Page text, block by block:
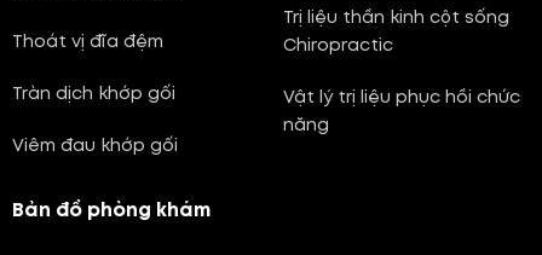
Thoát vị đĩa đệm
Tràn dịch khớp gối
Viêm đau khớp gối
Trị liệu thần kinh cột sống
Chiropractic
Vật lý trị liệu phục hồi chức
năng
Bản đồ phòng khám